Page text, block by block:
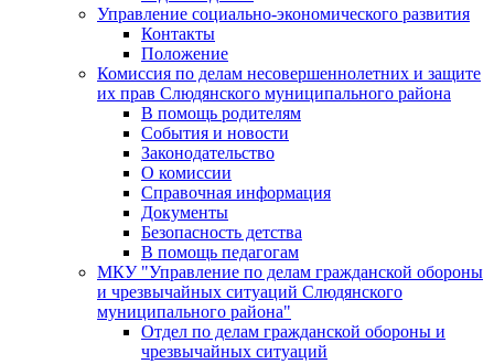
Управление социально-экономического развития
Контакты
Положение
Комиссия по делам несовершеннолетних и защите
их прав Слюдянского муниципального района
В помощь родителям
События и новости
Законодательство
О комиссии
Справочная информация
Документы
Безопасность детства
В помощь педагогам
МКУ "Управление по делам гражданской обороны
и чрезвычайных ситуаций Слюдянского
муниципального района"
Отдел по делам гражданской обороны и
чрезвычайных ситуаций